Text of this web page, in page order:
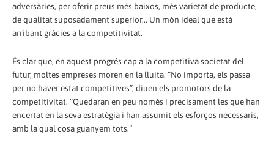
adversàries, per oferir preus més baixos, més varietat de producte,
de qualitat suposadament superior... Un món ideal que està
arribant gràcies a la competitivitat.
És clar que, en aquest progrés cap a la competitiva societat del
futur, moltes empreses moren en la lluita. “No importa, els passa
per no haver estat competitives”, diuen els promotors de la
competitivitat. “Quedaran en peu només i precisament les que han
encertat en la seva estratègia i han assumit els esforços necessaris,
amb la qual cosa guanyem tots.”